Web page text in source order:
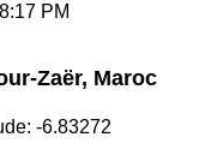
PM
Zaër, Maroc
-6.83272